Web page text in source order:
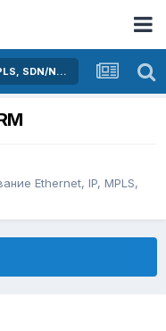
Активное оборудование Ethernet, IP, MPLS, SDN/NFV...
Ethernet, IP, MPLS,